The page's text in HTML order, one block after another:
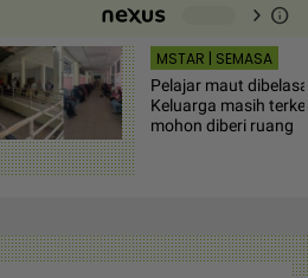
chevron_right info
MSTAR | SEMASA
Pelajar maut
Keluarga masih
mohon diberi ruang